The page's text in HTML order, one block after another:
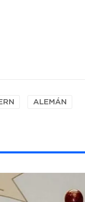
ALEMÁN